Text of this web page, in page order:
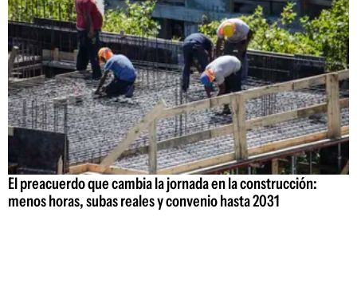
El preacuerdo que cambia la jornada en la construcción:
menos horas, subas reales y convenio hasta 2031